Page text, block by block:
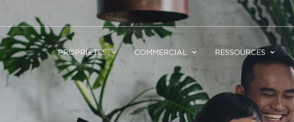
PROPRIÉTÉS COMMERCIAL RESSOURCES